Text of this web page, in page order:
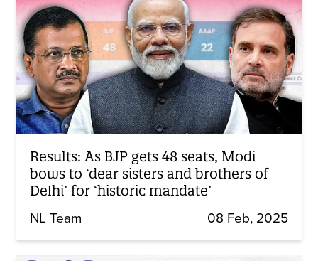
Results: As BJP gets 48 seats, Modi
bows to ‘dear sisters and brothers of
Delhi’ for ‘historic mandate’
NL Team 08 Feb, 2025